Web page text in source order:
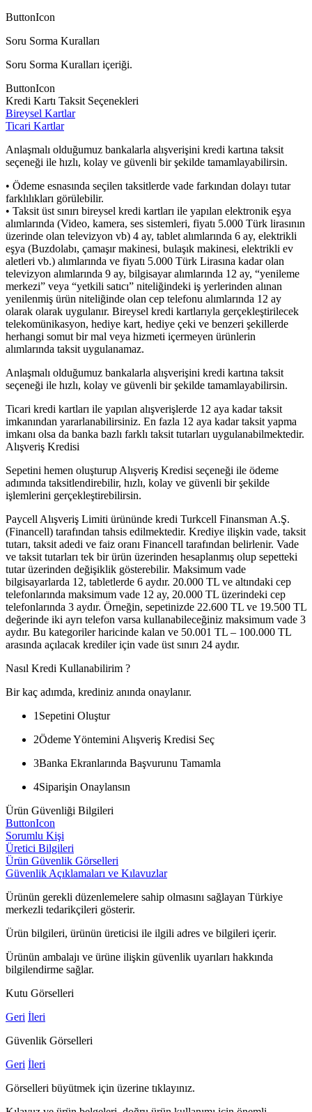
ButtonIcon
Soru Sorma Kuralları
Soru Sorma Kuralları içeriği.
ButtonIcon
Kredi Kartı Taksit Seçenekleri
Bireysel Kartlar
Ticari Kartlar
Anlaşmalı olduğumuz bankalarla alışverişini kredi kartına taksit
seçeneği ile hızlı, kolay ve güvenli bir şekilde tamamlayabilirsin.
• Ödeme esnasında seçilen taksitlerde vade farkından dolayı tutar
farklılıkları görülebilir.
• Taksit üst sınırı bireysel kredi kartları ile yapılan elektronik eşya
alımlarında (Video, kamera, ses sistemleri, fiyatı 5.000 Türk lirasının
üzerinde olan televizyon vb) 4 ay, tablet alımlarında 6 ay, elektrikli
eşya (Buzdolabı, çamaşır makinesi, bulaşık makinesi, elektrikli ev
aletleri vb.) alımlarında ve fiyatı 5.000 Türk Lirasına kadar olan
televizyon alımlarında 9 ay, bilgisayar alımlarında 12 ay, “yenileme
merkezi” veya “yetkili satıcı” niteliğindeki iş yerlerinden alınan
yenilenmiş ürün niteliğinde olan cep telefonu alımlarında 12 ay
olarak olarak uygulanır. Bireysel kredi kartlarıyla gerçekleştirilecek
telekomünikasyon, hediye kart, hediye çeki ve benzeri şekillerde
herhangi somut bir mal veya hizmeti içermeyen ürünlerin
alımlarında taksit uygulanamaz.
Anlaşmalı olduğumuz bankalarla alışverişini kredi kartına taksit
seçeneği ile hızlı, kolay ve güvenli bir şekilde tamamlayabilirsin.
Ticari kredi kartları ile yapılan alışverişlerde 12 aya kadar taksit
imkanından yararlanabilirsiniz. En fazla 12 aya kadar taksit yapma
imkanı olsa da banka bazlı farklı taksit tutarları uygulanabilmektedir.
Alışveriş Kredisi
Sepetini hemen oluşturup Alışveriş Kredisi seçeneği ile ödeme
adımında taksitlendirebilir, hızlı, kolay ve güvenli bir şekilde
işlemlerini gerçekleştirebilirsin.
Paycell Alışveriş Limiti ürününde kredi Turkcell Finansman A.Ş.
(Financell) tarafından tahsis edilmektedir. Krediye ilişkin vade, taksit
tutarı, taksit adedi ve faiz oranı Financell tarafından belirlenir. Vade
ve taksit tutarları tek bir ürün üzerinden hesaplanmış olup sepetteki
tutar üzerinden değişiklik gösterebilir. Maksimum vade
bilgisayarlarda 12, tabletlerde 6 aydır. 20.000 TL ve altındaki cep
telefonlarında maksimum vade 12 ay, 20.000 TL üzerindeki cep
telefonlarında 3 aydır. Örneğin, sepetinizde 22.600 TL ve 19.500 TL
değerinde iki ayrı telefon varsa kullanabileceğiniz maksimum vade 3
aydır. Bu kategoriler haricinde kalan ve 50.001 TL – 100.000 TL
arasında açılacak krediler için vade üst sınırı 24 aydır.
Nasıl Kredi Kullanabilirim ?
Bir kaç adımda, krediniz anında onaylanır.
1 Sepetini Oluştur
2Ödeme Yöntemini Alışveriş Kredisi Seç
3Banka Ekranlarında Başvurunu Tamamla
4Siparişin Onaylansın
Ürün Güvenliği Bilgileri
ButtonIcon
Sorumlu Kişi
Üretici Bilgileri
Ürün Güvenlik Görselleri
Güvenlik Açıklamaları ve Kılavuzlar
Ürünün gerekli düzenlemelere sahip olmasını sağlayan Türkiye
merkezli tedarikçileri gösterir.
Ürün bilgileri, ürünün üreticisi ile ilgili adres ve bilgileri içerir.
Ürünün ambalajı ve ürüne ilişkin güvenlik uyarıları hakkında
bilgilendirme sağlar.
Kutu Görselleri
Geri İleri
Güvenlik Görselleri
Geri İleri
Görselleri büyütmek için üzerine tıklayınız.